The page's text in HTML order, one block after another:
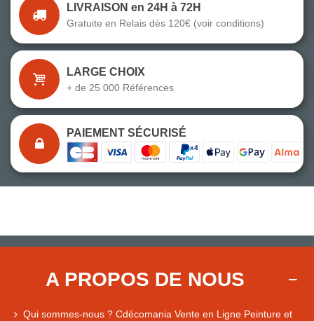
LIVRAISON en 24H à 72H
Gratuite en Relais dès 120€ (voir conditions)
LARGE CHOIX
+ de 25 000 Références
PAIEMENT SÉCURISÉ
A PROPOS DE NOUS
Qui sommes-nous ? Cdécomania Vente en Ligne Peinture et